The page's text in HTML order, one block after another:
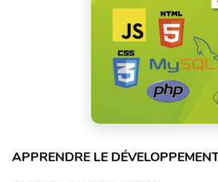
APPRENDRE LE